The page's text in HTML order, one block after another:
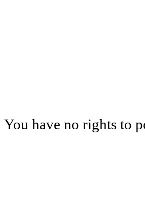
You have no rights to